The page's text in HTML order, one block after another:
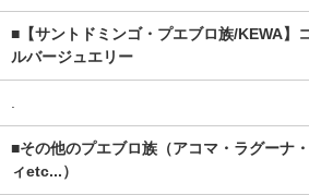
■【サントドミンゴ・プエブロ族/KEWA】
ルバージュエリー
.
■その他のプエブロ族（アコマ・ラグーナ
ィetc...）